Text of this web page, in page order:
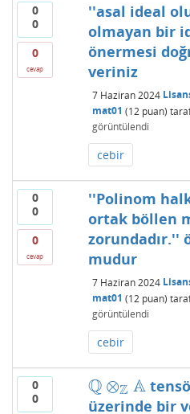
0
0
0
cevap
''asal ideal
olmayan bir
önermesi
veriniz
7 Haziran 2024
mat01 (12 puan)
görüntülendi
cebir
0
0
0
cevap
''Polinom
ortak böllen
zorundadır.''
mudur
7 Haziran 2024
mat01 (12 puan)
görüntülendi
cebir
0
0
Q ⊗Z A
Q⊗ZA
üzerinde bir